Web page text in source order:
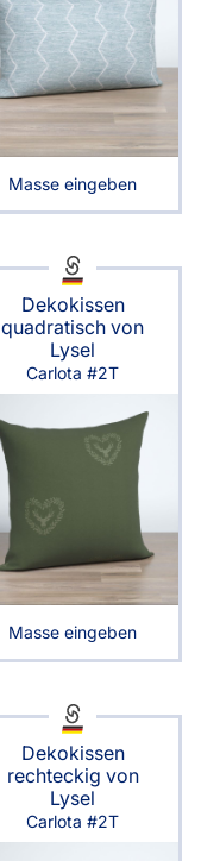
Masse eingeben
Dekokissen
quadratisch von
Lysel
Carlota #2T
Masse eingeben
Dekokissen
rechteckig von
Lysel
Carlota #2T